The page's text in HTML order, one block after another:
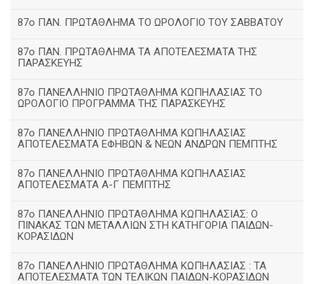
87ο ΠΑΝ. ΠΡΩΤΑΘΛΗΜΑ ΤΟ ΩΡΟΛΟΓΙΟ ΤΟΥ ΣΑΒΒΑΤΟΥ
87ο ΠΑΝ. ΠΡΩΤΑΘΛΗΜΑ ΤΑ ΑΠΟΤΕΛΕΣΜΑΤΑ ΤΗΣ
ΠΑΡΑΣΚΕΥΗΣ
87ο ΠΑΝΕΛΛΗΝΙΟ ΠΡΩΤΑΘΛΗΜΑ ΚΩΠΗΛΑΣΙΑΣ ΤΟ
ΩΡΟΛΟΓΙΟ ΠΡΟΓΡΑΜΜΑ ΤΗΣ ΠΑΡΑΣΚΕΥΗΣ
87ο ΠΑΝΕΛΛΗΝΙΟ ΠΡΩΤΑΘΛΗΜΑ ΚΩΠΗΛΑΣΙΑΣ
ΑΠΟΤΕΛΕΣΜΑΤΑ ΕΦΗΒΩΝ & ΝΕΩΝ ΑΝΔΡΩΝ ΠΕΜΠΤΗΣ
87ο ΠΑΝΕΛΛΗΝΙΟ ΠΡΩΤΑΘΛΗΜΑ ΚΩΠΗΛΑΣΙΑΣ
ΑΠΟΤΕΛΕΣΜΑΤΑ Α-Γ ΠΕΜΠΤΗΣ
87ο ΠΑΝΕΛΛΗΝΙΟ ΠΡΩΤΑΘΛΗΜΑ ΚΩΠΗΛΑΣΙΑΣ: Ο
ΠΙΝΑΚΑΣ ΤΩΝ ΜΕΤΑΛΛΙΩΝ ΣΤΗ ΚΑΤΗΓΟΡΙΑ ΠΑΙΔΩΝ-
ΚΟΡΑΣΙΔΩΝ
87ο ΠΑΝΕΛΛΗΝΙΟ ΠΡΩΤΑΘΛΗΜΑ ΚΩΠΗΛΑΣΙΑΣ : ΤΑ
ΑΠΟΤΕΛΕΣΜΑΤΑ ΤΩΝ ΤΕΛΙΚΩΝ ΠΑΙΔΩΝ-ΚΟΡΑΣΙΔΩΝ